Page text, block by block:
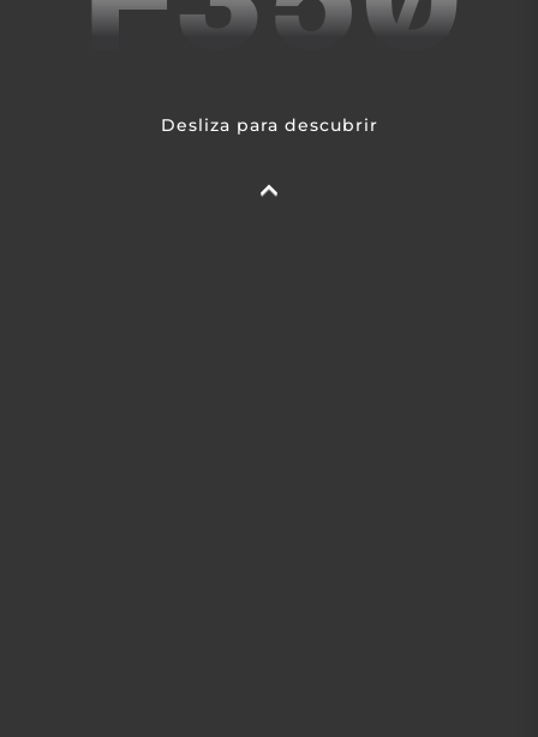
Desliza para descubrir